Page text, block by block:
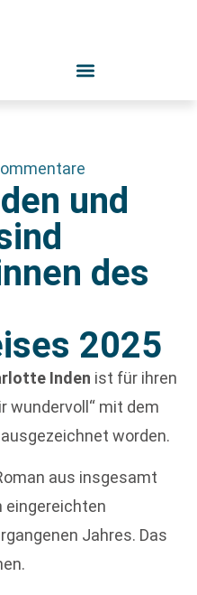
und
des
2025
Inden ist für ihren
wundervoll“ mit dem
worden.
aus insgesamt
eingereichten
Jahres. Das